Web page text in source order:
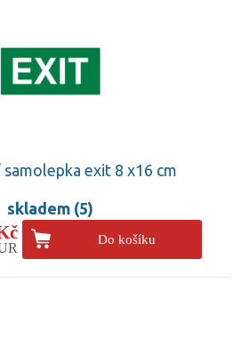
exit 8 x16 cm
skladem (5)
Do košíku